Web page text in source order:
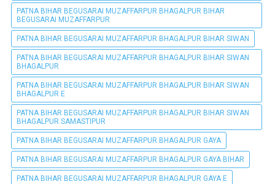
PATNA BIHAR BEGUSARAI MUZAFFARPUR BHAGALPUR BIHAR
BEGUSARAI MUZAFFARPUR
PATNA BIHAR BEGUSARAI MUZAFFARPUR BHAGALPUR BIHAR SIWAN
PATNA BIHAR BEGUSARAI MUZAFFARPUR BHAGALPUR BIHAR SIWAN
BHAGALPUR
PATNA BIHAR BEGUSARAI MUZAFFARPUR BHAGALPUR BIHAR SIWAN
BHAGALPUR E
PATNA BIHAR BEGUSARAI MUZAFFARPUR BHAGALPUR BIHAR SIWAN
BHAGALPUR SAMASTIPUR
PATNA BIHAR BEGUSARAI MUZAFFARPUR BHAGALPUR GAYA
PATNA BIHAR BEGUSARAI MUZAFFARPUR BHAGALPUR GAYA BIHAR
PATNA BIHAR BEGUSARAI MUZAFFARPUR BHAGALPUR GAYA E